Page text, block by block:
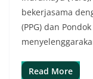
bekerjasama
(PPG) dan
Read More